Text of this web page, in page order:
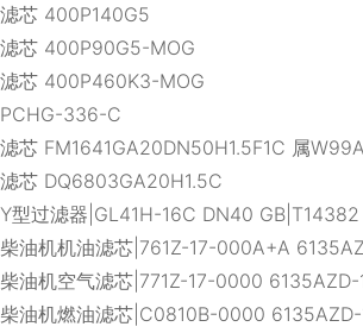
滤芯 400P140G5
滤芯 400P90G5-MOG
滤芯 400P460K3-MOG
PCHG-336-C
滤芯 FM1641GA20DN50H1.5F1C 属
滤芯 DQ6803GA20H1.5C
Y型过滤器|GL41H-16C DN40 GB|T14382
柴油机机油滤芯|761Z-17-000A+A
柴油机空气滤芯|771Z-17-0000 6135AZD-
柴油机燃油滤芯|C0810B-0000 6135AZD-